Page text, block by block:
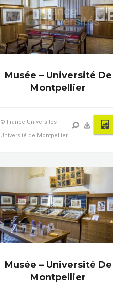
Musée – Université De
Montpellier
© France Universités –
Université de Montpellier
Musée – Université De
Montpellier